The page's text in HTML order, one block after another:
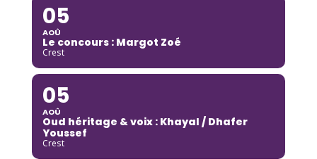
05
AOÛ
Le concours : Margot Zoé
Crest
05
AOÛ
Oud héritage & voix : Khayal / Dhafer
Youssef
Crest